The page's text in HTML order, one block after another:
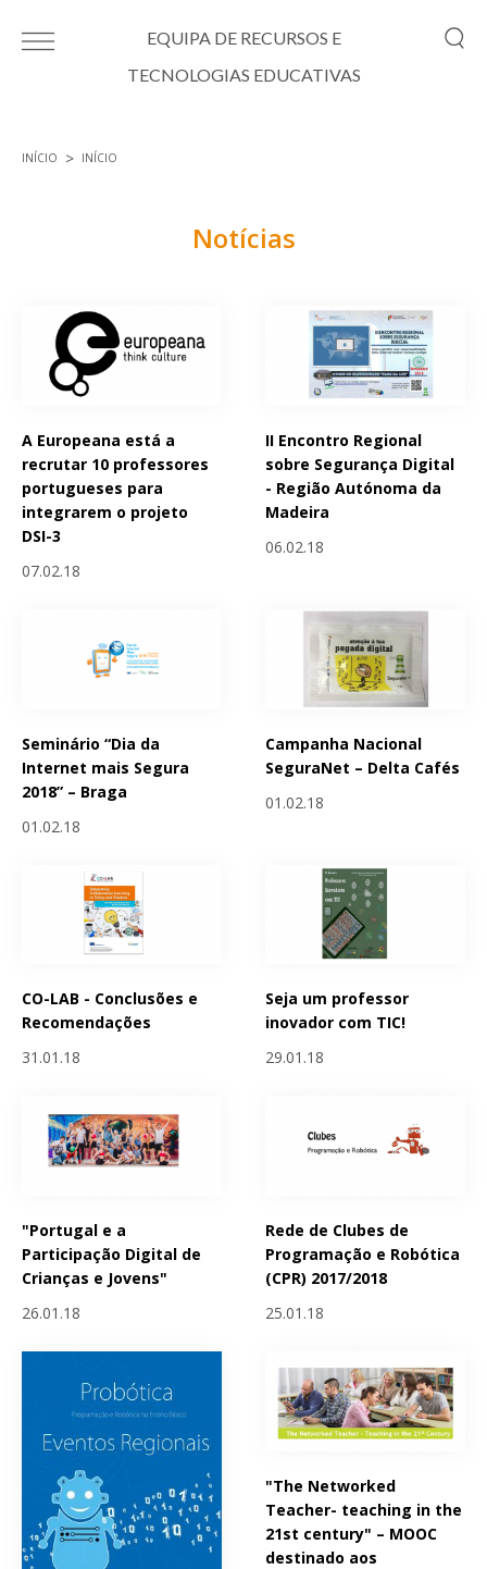
EQUIPA DE RECURSOS E
TECNOLOGIAS EDUCATIVAS
INÍCIO INÍCIO
Notícias
A Europeana está a
recrutar 10 professores
portugueses para
integrarem o projeto
DSI-3
07.02.18
II Encontro Regional
sobre Segurança Digital
- Região Autónoma da
Madeira
06.02.18
Seminário “Dia da
Internet mais Segura
2018” – Braga
01.02.18
Campanha Nacional
SeguraNet – Delta Cafés
01.02.18
CO-LAB - Conclusões e
Recomendações
31.01.18
Seja um professor
inovador com TIC!
29.01.18
"Portugal e a
Participação Digital de
Crianças e Jovens"
26.01.18
Rede de Clubes de
Programação e Robótica
(CPR) 2017/2018
25.01.18
"The Networked
Teacher- teaching in the
21st century" – MOOC
destinado aos
Páginas